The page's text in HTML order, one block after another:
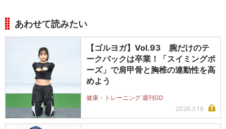
あわせて読みたい
【ゴルヨガ】Vol.93 腕だけのテ
ークバックは卒業！「スイミングポ
ーズ」で肩甲骨と胸椎の連動性を高
めよう
健康・トレーニング 週刊GD
2026.3.19